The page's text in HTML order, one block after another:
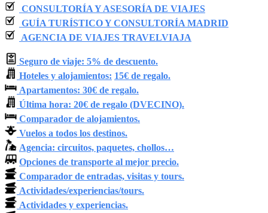
CONSULTORÍA Y ASESORÍA DE VIAJES
GUÍA TURÍSTICO Y CONSULTORÍA MADRID
AGENCIA DE VIAJES TRAVELVIAJA
Seguro de viaje: 5% de descuento.
Hoteles y alojamientos: 15€ de regalo.
Apartamentos: 30€ de regalo.
Última hora: 20€ de regalo (DVECINO).
Comparador de alojamientos.
Vuelos a todos los destinos.
Agencia: circuitos, paquetes, chollos…
Opciones de transporte al mejor precio.
Comparador de entradas, visitas y tours.
Actividades/experiencias/tours.
Actividades y experiencias.